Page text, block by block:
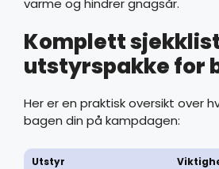
Komplett
utstyrspakke for
Her er en praktisk oversikt over
bagen din på kampdagen:
Utstyr